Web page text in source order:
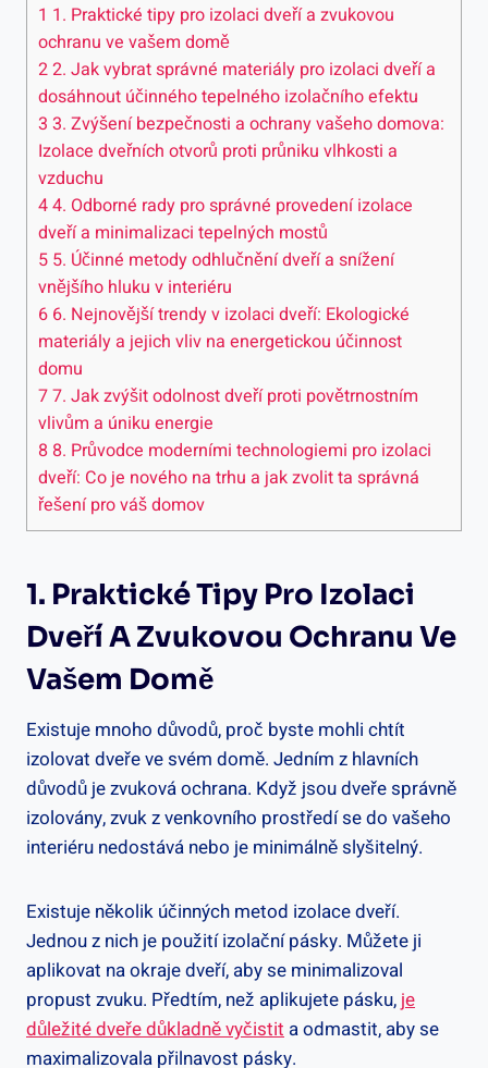
1 1. Praktické tipy pro izolaci dveří a zvukovou
ochranu ve vašem domě
22. Jak vybrat správné materiály pro izolaci dveří a
dosáhnout účinného tepelného izolačního efektu
3 3. Zvýšení bezpečnosti a ochrany vašeho domova:
Izolace dveřních otvorů proti průniku vlhkosti a
vzduchu
44. Odborné rady pro správné provedení izolace
dveří a minimalizaci tepelných mostů
5 5. Účinné metody odhlučnění dveří a snížení
vnějšího hluku v interiéru
6 6. Nejnovější trendy v izolaci dveří: Ekologické
materiály a jejich vliv na energetickou účinnost
domu
77. Jak zvýšit odolnost dveří proti povětrnostním
vlivům a úniku energie
8 8. Průvodce moderními technologiemi pro izolaci
dveří: Co je nového na trhu a jak zvolit ta správná
řešení pro váš domov
1. Praktické Tipy Pro Izolaci
Dveří A Zvukovou Ochranu Ve
Vašem Domě
Existuje mnoho důvodů, proč byste mohli chtít
izolovat dveře ve svém domě. Jedním z hlavních
důvodů je zvuková ochrana. Když jsou dveře správně
izolovány, zvuk z venkovního prostředí se do vašeho
interiéru nedostává nebo je minimálně slyšitelný.
Existuje několik účinných metod izolace dveří.
Jednou z nich je použití izolační pásky. Můžete ji
aplikovat na okraje dveří, aby se minimalizoval
propust zvuku. Předtím, než aplikujete pásku, je
důležité dveře důkladně vyčistit a odmastit, aby se
maximalizovala přilnavost pásky.